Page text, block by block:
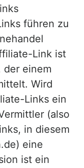
führen zu
Link ist
einem
Wird
Links ein
(also
in diesem
eine
ist ein